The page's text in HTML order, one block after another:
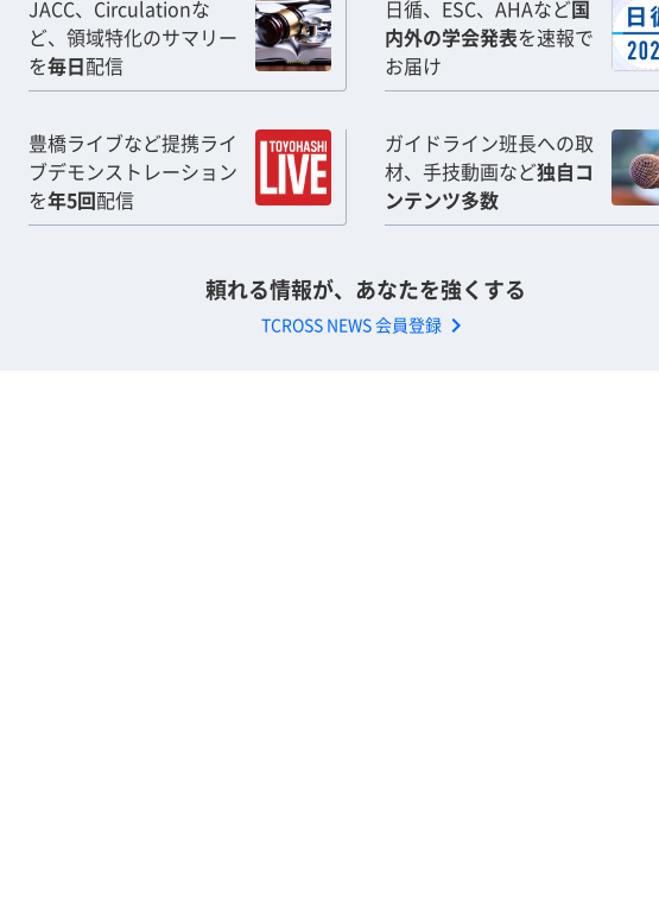
JACC、Circulationな
ど、領域特化のサマリー
を毎日 配信
日循、ESC、AHAなど国
内外の学会発表を速報で
お届け
豊橋ライブなど提携ライ
ブデモンストレーション
を年5回 配信
ガイドライン班長への取
材、手技動画など独自コ
ンテンツ多数
頼れる情報が、あなたを強くする
TCROSS NEWS 会員登録 chevron_right